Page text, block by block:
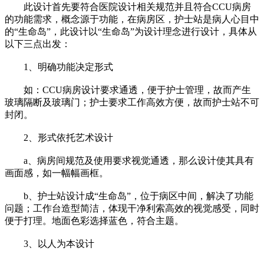
此设计首先要符合医院设计相关规范并且符合CCU病房
的功能需求，概念源于功能，在病房区，护士站是病人心目中
的“生命岛”，此设计以“生命岛”为设计理念进行设计，具体从
以下三点出发：
1、明确功能决定形式
如：CCU病房设计要求通透，便于护士管理，故而产生
玻璃隔断及玻璃门；护士要求工作高效方便，故而护士站不可
封闭。
2、形式依托艺术设计
a、病房间规范及使用要求视觉通透，那么设计使其具有
画面感，如一幅幅画框。
b、护士站设计成“生命岛”，位于病区中间，解决了功能
问题；工作台造型简洁，体现干净利索高效的视觉感受，同时
便于打理。地面色彩选择蓝色，符合主题。
3、以人为本设计